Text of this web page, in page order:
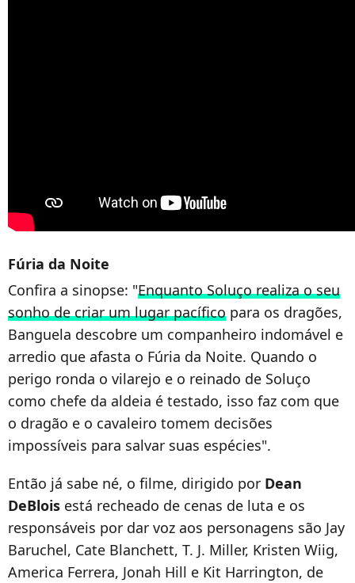
Fúria da Noite
Confira a sinopse: "Enquanto Soluço realiza o seu
sonho de criar um lugar pacífico para os dragões,
Banguela descobre um companheiro indomável e
arredio que afasta o Fúria da Noite. Quando o
perigo ronda o vilarejo e o reinado de Soluço
como chefe da aldeia é testado, isso faz com que
o dragão e o cavaleiro tomem decisões
impossíveis para salvar suas espécies".
Então já sabe né, o filme, dirigido por Dean
DeBlois está recheado de cenas de luta e os
responsáveis por dar voz aos personagens são Jay
Baruchel, Cate Blanchett, T. J. Miller, Kristen Wiig,
America Ferrera, Jonah Hill e Kit Harrington, de